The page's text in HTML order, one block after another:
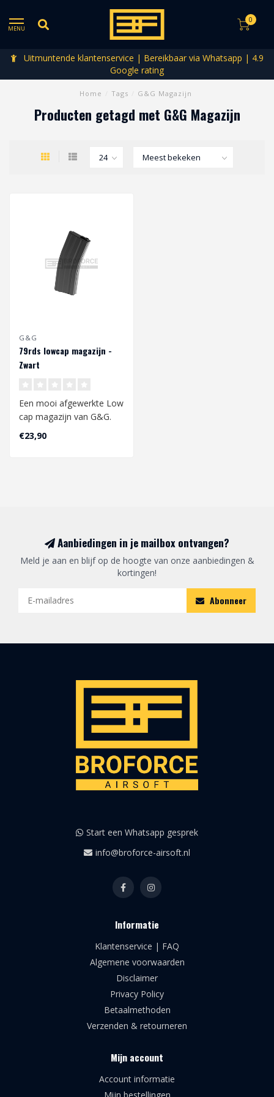
MENU
0
Uitmuntende klantenservice | Bereikbaar via Whatsapp | 4.9
Google rating
Home Tags G&G Magazijn
Producten getagd met G&G Magazijn
G&G
79rds lowcap magazijn -
Zwart
Een mooi afgewerkte Low
cap magazijn van G&G.
De G&G lowcap heeft een
capaciteit..
€23,90
Aanbiedingen in je mailbox ontvangen?
Meld je aan en blijf op de hoogte van onze aanbiedingen &
kortingen!
Abonneer
Start een Whatsapp gesprek
info@broforce-airsoft.nl
Informatie
Klantenservice | FAQ
Algemene voorwaarden
Disclaimer
Privacy Policy
Betaalmethoden
Verzenden & retourneren
Mijn account
Account informatie